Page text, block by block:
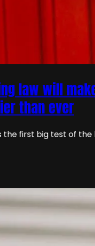
law will
than ever
the first big test of the